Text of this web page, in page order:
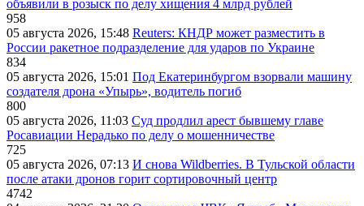
объявили в розыск по делу хищения 4 млрд рублей
958
05 августа 2026, 15:48 Reuters: КНДР может разместить в
России ракетное подразделение для ударов по Украине
834
05 августа 2026, 15:01 Под Екатеринбургом взорвали машину
создателя дрона «Упырь», водитель погиб
800
05 августа 2026, 11:03 Суд продлил арест бывшему главе
Росавиации Нерадько по делу о мошенничестве
725
05 августа 2026, 07:13 И снова Wildberries. В Тульской области
после атаки дронов горит сортировочный центр
4742